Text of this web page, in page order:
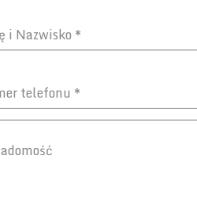
i Nazwisko *
telefonu *